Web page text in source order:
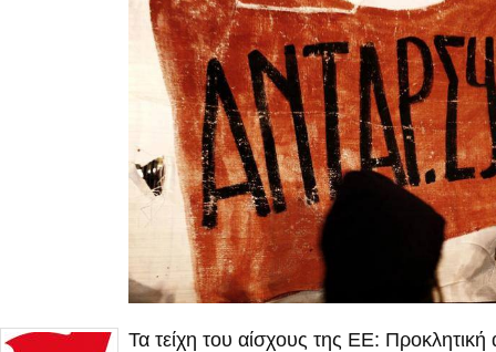
Τα τείχη του αίσχους της ΕΕ: